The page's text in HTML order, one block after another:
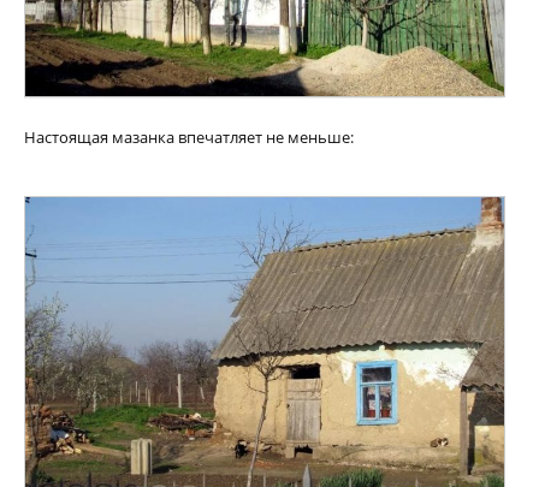
Настоящая мазанка впечатляет не меньше: